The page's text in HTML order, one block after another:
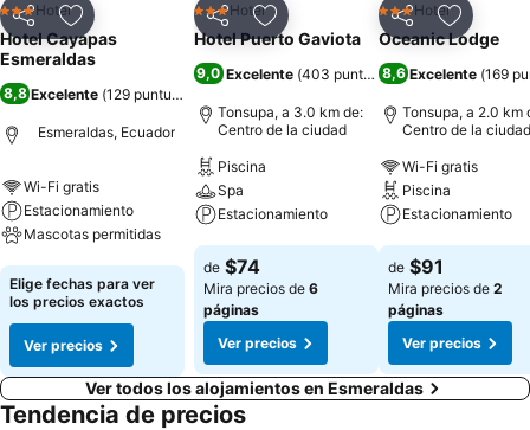
CompartirAgregar a favoritos
3 Estrellas
Hotel
Hotel Cayapas
Esmeraldas
8,8 Excelente (129 puntuaciones
Esmeraldas, Ecuador
Wi-Fi gratis
Estacionamiento
Mascotas permitidas
Ver precios
Elige fechas para ver
los precios exactos
Ver precios
CompartirAgregar a favoritos
3 Estrellas
Hotel
Hotel Puerto Gaviota
9,0 Excelente (403 puntuaciones)
Tonsupa, a 3.0 km de:
Centro de la ciudad
Piscina
Spa
Estacionamiento
Ver precios
de $74
Mira precios de 6
páginas
Ver precios
CompartirAgregar
3 Estrellas
Hotel
Oceanic Lodge
8,6 Excelente (169
Tonsupa, a 2.0 km
Centro de la ciudad
Wi-Fi gratis
Piscina
Estacionamiento
Ver precios
de $91
Mira precios de 2
páginas
Ver precios
Ver todos los alojamientos en Esmeraldas
Tendencia de precios